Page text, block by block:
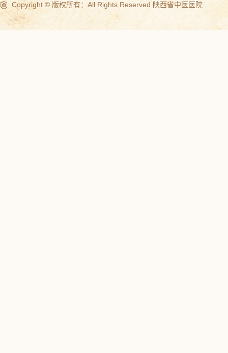
Copyright © 版权所有：All Rights Reserved 陕西省中医医院